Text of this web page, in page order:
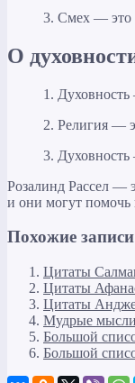
3. Смех — это
О
1. Духовность
2. Религия —
3. Духовность
Розалинд Рассел —
и они могут помочь
Похожие
Цитаты
Цитаты
Цитаты
Мудрые
Большой
Большой